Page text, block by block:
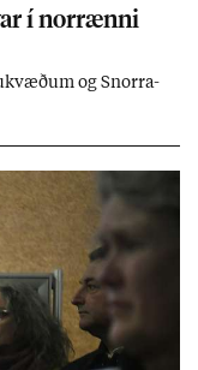
í nor­rænni
og Snorra-